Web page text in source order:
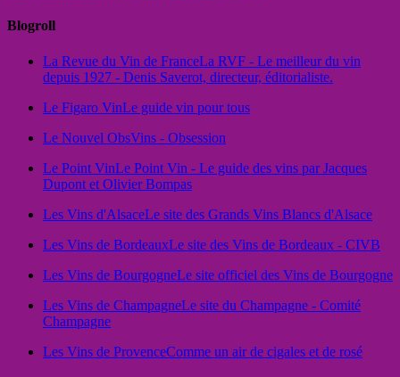
Blogroll
La Revue du Vin de FranceLa RVF - Le meilleur du vin
depuis 1927 - Denis Saverot, directeur, éditorialiste.
Le Figaro VinLe guide vin pour tous
Le Nouvel ObsVins - Obsession
Le Point VinLe Point Vin - Le guide des vins par Jacques
Dupont et Olivier Bompas
Les Vins d'AlsaceLe site des Grands Vins Blancs d'Alsace
Les Vins de BordeauxLe site des Vins de Bordeaux - CIVB
Les Vins de BourgogneLe site officiel des Vins de Bourgogne
Les Vins de ChampagneLe site du Champagne - Comité
Champagne
Les Vins de ProvenceComme un air de cigales et de rosé